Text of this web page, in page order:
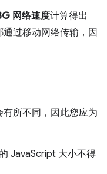
网络速度计算得出
通过移动网络传输，因
所不同，因此您应为
JavaScript 大小不得